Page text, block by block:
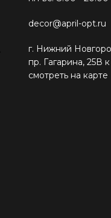
decor@april-opt.ru
г. Нижний
пр. Гагарина, 25В к
смотреть на карте